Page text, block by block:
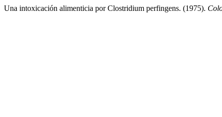
Una intoxicación alimenticia por Clostridium perfingens. (1975).